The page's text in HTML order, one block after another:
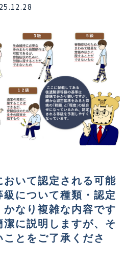
いて認定される可能
について種類・認定
なり複雑な内容です
に説明しますが、そ
とをご了承くださ